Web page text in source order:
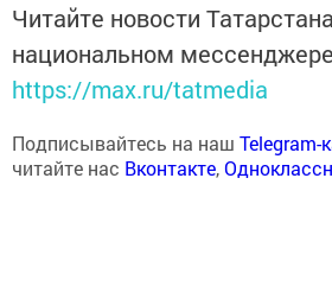
Читайте новости
национальном
https://max.ru/tatmedia
Подписывайтесь на наш Telegram-
читайте нас Вконтакте,